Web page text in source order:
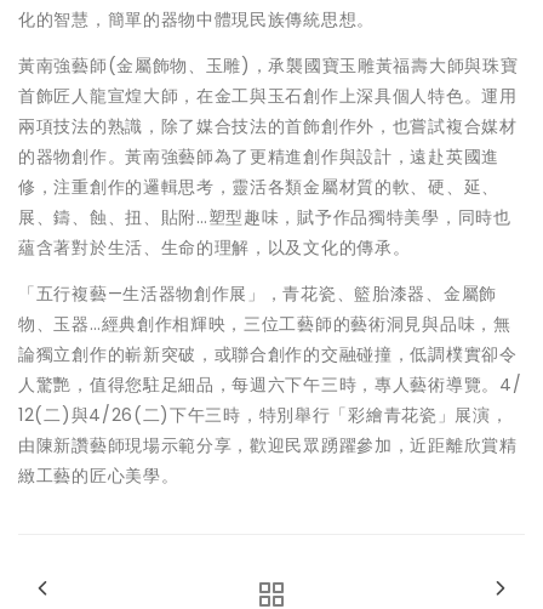
化的智慧，簡單的器物中體現民族傳統思想。
黃南強藝師(金屬飾物、玉雕)，承襲國寶玉雕黃福壽大師與珠寶
首飾匠人龍宣煌大師，在金工與玉石創作上深具個人特色。運用
兩項技法的熟識，除了媒合技法的首飾創作外，也嘗試複合媒材
的器物創作。黃南強藝師為了更精進創作與設計，遠赴英國進
修，注重創作的邏輯思考，靈活各類金屬材質的軟、硬、延、
展、鑄、蝕、扭、貼附…塑型趣味，賦予作品獨特美學，同時也
蘊含著對於生活、生命的理解，以及文化的傳承。
「五行複藝—生活器物創作展」，青花瓷、籃胎漆器、金屬飾
物、玉器…經典創作相輝映，三位工藝師的藝術洞見與品味，無
論獨立創作的嶄新突破，或聯合創作的交融碰撞，低調樸實卻令
人驚艷，值得您駐足細品，每週六下午三時，專人藝術導覽。4/
12(二)與4/26(二)下午三時，特別舉行「彩繪青花瓷」展演，
由陳新讚藝師現場示範分享，歡迎民眾踴躍參加，近距離欣賞精
緻工藝的匠心美學。